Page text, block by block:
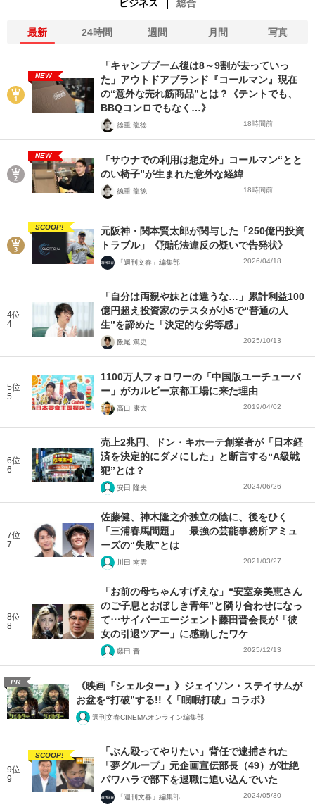
ビジネス 総合
最新 24時間 週間 月間 写真
NEW
「キャンプブーム後は8～9割が去っていっ
た」アウトドアブランド『コールマン』現在
の“意外な売れ筋商品”とは？《テントでも、
BBQコンロでもなく…》
徳重 龍徳 18時間前
NEW
「サウナでの利用は想定外」コールマン“とと
のい椅子”が生まれた意外な経緯
徳重 龍徳 18時間前
SCOOP!
元阪神・関本賢太郎が関与した「250億円投資
トラブル」《預託法違反の疑いで告発状》
「週刊文春」編集部 2026/04/18
4位
4
「自分は両親や妹とは違うな…」累計利益100
億円超え投資家のテスタが小5で“普通の人
生”を諦めた「決定的な劣等感」
飯尾 篤史 2025/10/13
5位
5
1100万人フォロワーの「中国版ユーチューバ
ー」がカルビー京都工場に来た理由
高口 康太 2019/04/02
6位
6
売上2兆円、ドン・キホーテ創業者が「日本経
済を決定的にダメにした」と断言する“A級戦
犯”とは？
安田 隆夫 2024/06/26
7位
7
佐藤健、神木隆之介独立の陰に、後をひく
「三浦春馬問題」 最強の芸能事務所アミュ
ーズの“失敗”とは
川田 南雲 2021/03/27
8位
8
「お前の母ちゃんすげえな」“安室奈美恵さん
のご子息とおぼしき青年”と隣り合わせになっ
て⋯サイバーエージェント藤田晋会長が「彼
女の引退ツアー」に感動したワケ
藤田 晋 2025/12/13
PR
《映画『シェルター』》ジェイソン・ステイサムが
お盆を“打破”する!!《「眠眠打破」コラボ》
週刊文春CINEMAオンライン編集部
9位
9
SCOOP!
「ぶん殴ってやりたい」背任で逮捕された
「夢グループ」元企画宣伝部長（49）が壮絶
パワハラで部下を退職に追い込んでいた
「週刊文春」編集部 2024/05/30